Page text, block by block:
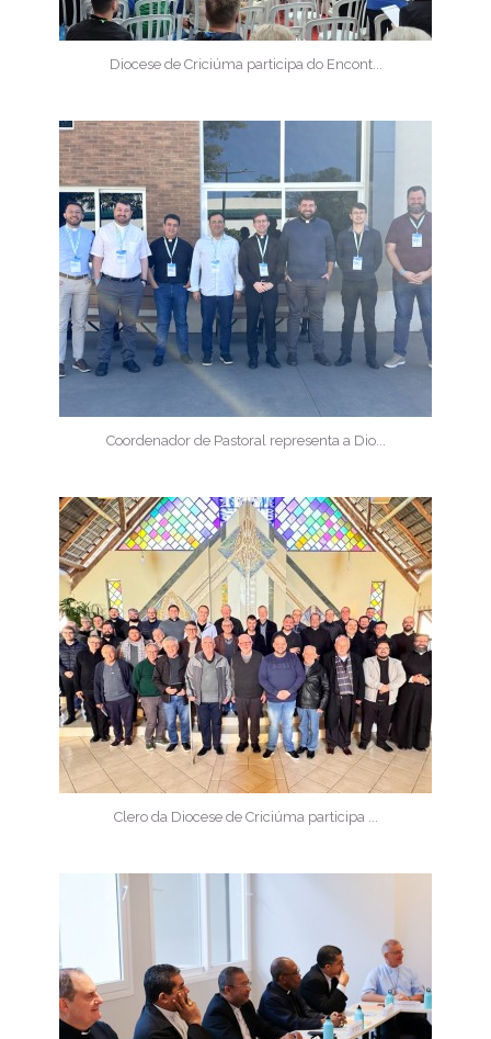
Diocese de Criciúma participa do Encont...
Coordenador de Pastoral representa a Dio...
Clero da Diocese de Criciúma participa ...